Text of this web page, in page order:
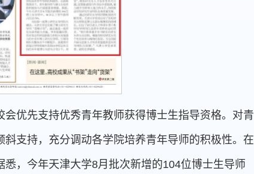
优先支持优秀青年教师获得博士生指导资格。对青
支持，充分调动各学院培养青年导师的积极性。在
，今年天津大学8月批次新增的104位博士生导师